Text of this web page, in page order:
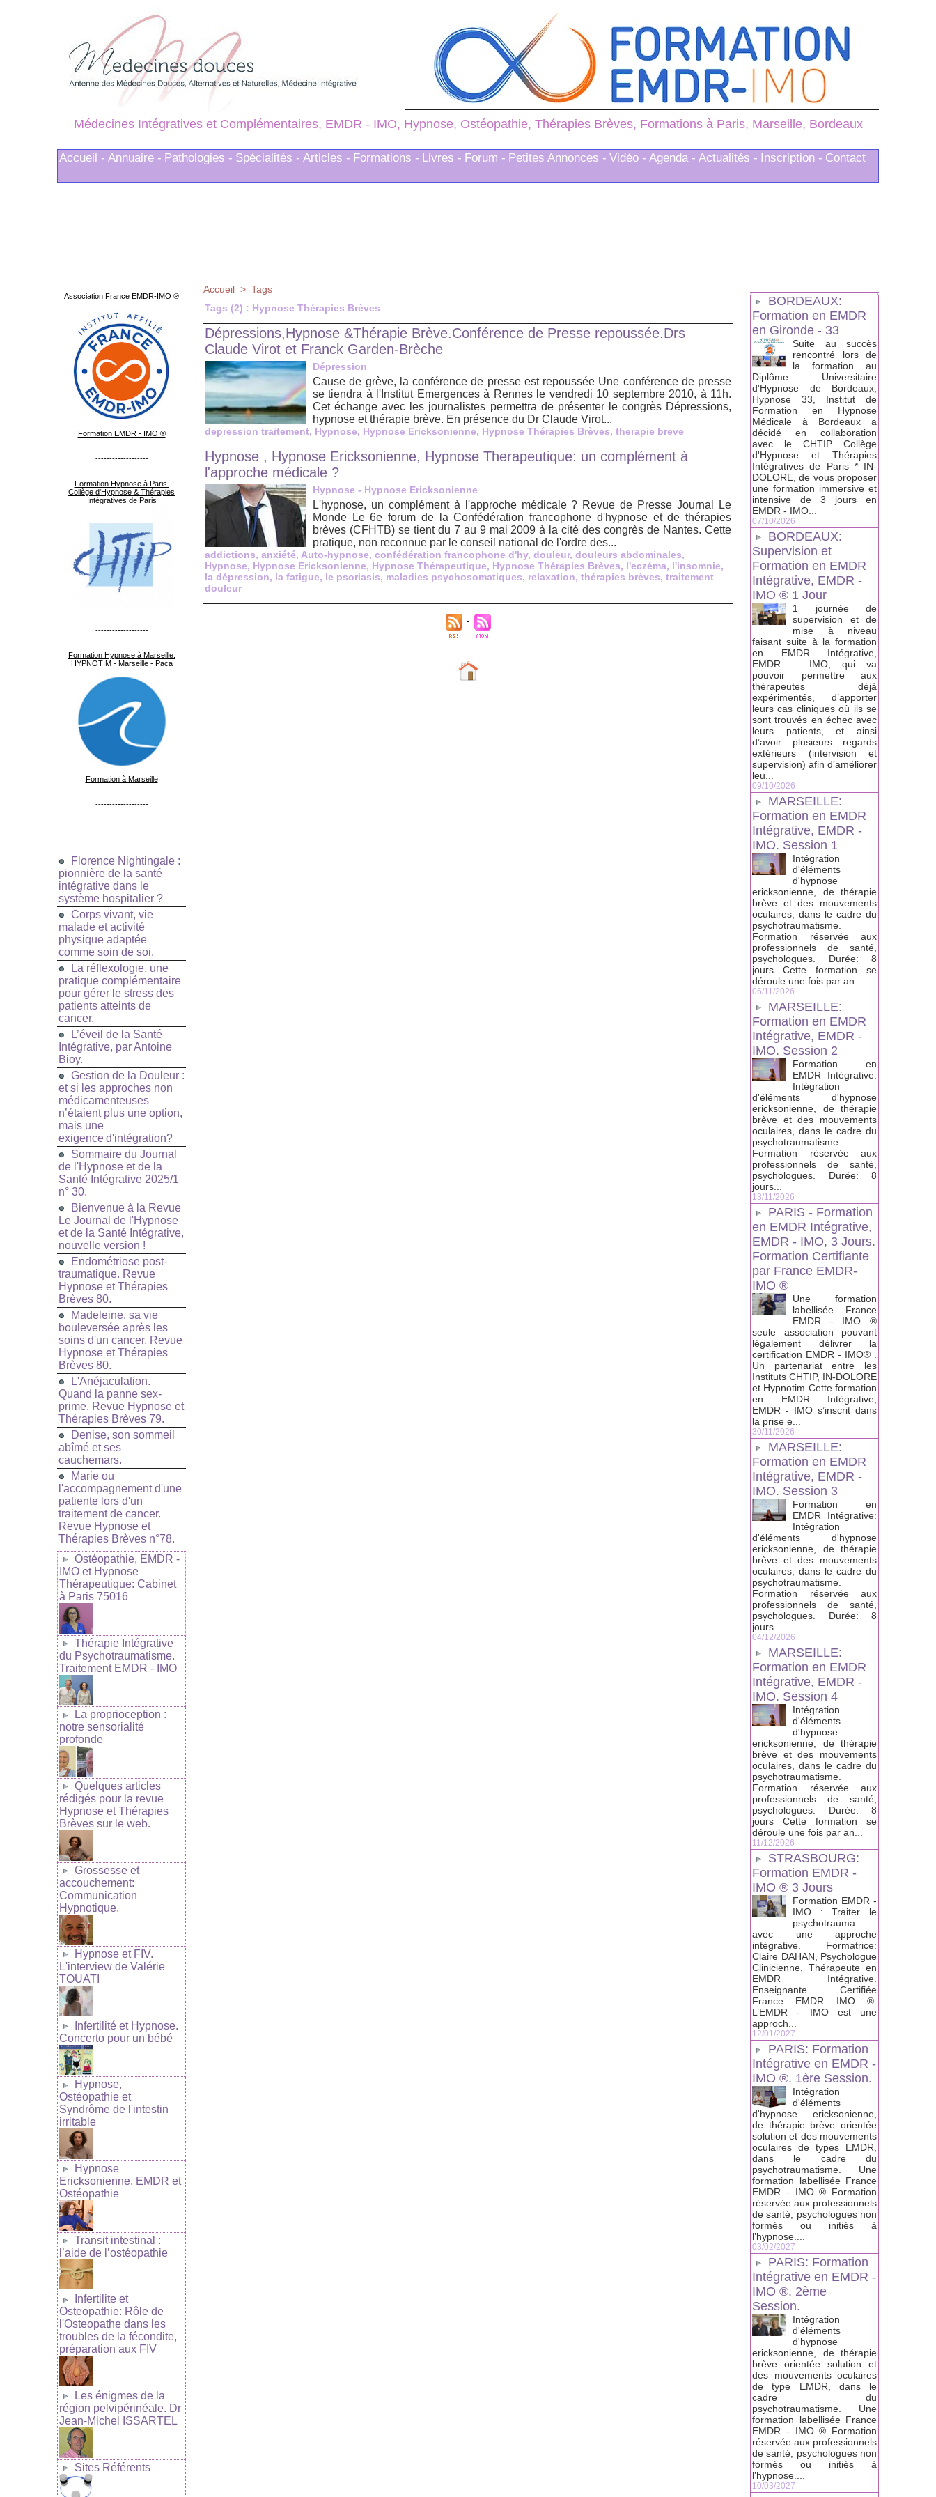
Médecines Intégratives et Complémentaires, EMDR - IMO, Hypnose, Ostéopathie, Thérapies Brèves, Formations à Paris, Marseille, Bordeaux
Accueil - Annuaire - Pathologies - Spécialités - Articles - Formations - Livres - Forum - Petites Annonces - Vidéo - Agenda - Actualités - Inscription - Contact
Association France EMDR-IMO ®
Formation EMDR - IMO ®
-------------------
Formation Hypnose à Paris.
Collège d'Hypnose & Thérapies
Intégratives de Paris
-------------------
Formation Hypnose à Marseille.
HYPNOTIM - Marseille - Paca
Formation à Marseille
-------------------
Florence Nightingale :
pionnière de la santé
intégrative dans le
système hospitalier ?
Corps vivant, vie
malade et activité
physique adaptée
comme soin de soi.
La réflexologie, une
pratique complémentaire
pour gérer le stress des
patients atteints de
cancer.
L’éveil de la Santé
Intégrative, par Antoine
Bioy.
Gestion de la Douleur :
et si les approches non
médicamenteuses
n’étaient plus une option,
mais une
exigence d'intégration?
Sommaire du Journal
de l'Hypnose et de la
Santé Intégrative 2025/1
n° 30.
Bienvenue à la Revue
Le Journal de l'Hypnose
et de la Santé Intégrative,
nouvelle version !
Endométriose post-
traumatique. Revue
Hypnose et Thérapies
Brèves 80.
Madeleine, sa vie
bouleversée après les
soins d'un cancer. Revue
Hypnose et Thérapies
Brèves 80.
L'Anéjaculation.
Quand la panne sex-
prime. Revue Hypnose et
Thérapies Brèves 79.
Denise, son sommeil
abîmé et ses
cauchemars.
Marie ou
l'accompagnement d'une
patiente lors d'un
traitement de cancer.
Revue Hypnose et
Thérapies Brèves n°78.
Ostéopathie, EMDR -
IMO et Hypnose
Thérapeutique: Cabinet
à Paris 75016
Thérapie Intégrative
du Psychotraumatisme.
Traitement EMDR - IMO
La proprioception :
notre sensorialité
profonde
Quelques articles
rédigés pour la revue
Hypnose et Thérapies
Brèves sur le web.
Grossesse et
accouchement:
Communication
Hypnotique.
Hypnose et FIV.
L'interview de Valérie
TOUATI
Infertilité et Hypnose.
Concerto pour un bébé
Hypnose,
Ostéopathie et
Syndrôme de l'intestin
irritable
Hypnose
Ericksonienne, EMDR et
Ostéopathie
Transit intestinal :
l’aide de l’ostéopathie
Infertilite et
Osteopathie: Rôle de
l'Osteopathe dans les
troubles de la fécondite,
préparation aux FIV
Les énigmes de la
région pelvipérinéale. Dr
Jean-Michel ISSARTEL
Sites Référents
Accueil > Tags
Tags (2) : Hypnose Thérapies Brèves
Dépressions,Hypnose &Thérapie Brève.Conférence de Presse repoussée.Drs
Claude Virot et Franck Garden-Brèche
Dépression
Cause de grève, la conférence de presse est repoussée Une conférence de presse
se tiendra à l'Institut Emergences à Rennes le vendredi 10 septembre 2010, à 11h.
Cet échange avec les journalistes permettra de présenter le congrès Dépressions,
hypnose et thérapie brève. En présence du Dr Claude Virot...
depression traitement, Hypnose, Hypnose Ericksonienne, Hypnose Thérapies Brèves, therapie breve
Hypnose , Hypnose Ericksonienne, Hypnose Therapeutique: un complément à
l'approche médicale ?
Hypnose - Hypnose Ericksonienne
L'hypnose, un complément à l'approche médicale ? Revue de Presse Journal Le
Monde Le 6e forum de la Confédération francophone d'hypnose et de thérapies
brèves (CFHTB) se tient du 7 au 9 mai 2009 à la cité des congrès de Nantes. Cette
pratique, non reconnue par le conseil national de l'ordre des...
addictions, anxiété, Auto-hypnose, confédération francophone d'hy, douleur, douleurs abdominales,
Hypnose, Hypnose Ericksonienne, Hypnose Thérapeutique, Hypnose Thérapies Brèves, l'eczéma, l'insomnie,
la dépression, la fatigue, le psoriasis, maladies psychosomatiques, relaxation, thérapies brèves, traitement
douleur
BORDEAUX:
Formation en EMDR
en Gironde - 33
Suite au succès
rencontré lors de
la formation au
Diplôme Universitaire
d'Hypnose de Bordeaux,
Hypnose 33, Institut de
Formation en Hypnose
Médicale à Bordeaux a
décidé en collaboration
avec le CHTIP Collège
d'Hypnose et Thérapies
Intégratives de Paris * IN-
DOLORE, de vous proposer
une formation immersive et
intensive de 3 jours en
EMDR - IMO...
07/10/2026
BORDEAUX:
Supervision et
Formation en EMDR
Intégrative, EMDR -
IMO ® 1 Jour
1 journée de
supervision et de
mise à niveau
faisant suite à la formation
en EMDR Intégrative,
EMDR – IMO, qui va
pouvoir permettre aux
thérapeutes déjà
expérimentés, d’apporter
leurs cas cliniques où ils se
sont trouvés en échec avec
leurs patients, et ainsi
d’avoir plusieurs regards
extérieurs (intervision et
supervision) afin d’améliorer
leu...
09/10/2026
MARSEILLE:
Formation en EMDR
Intégrative, EMDR -
IMO. Session 1
Intégration
d'éléments
d'hypnose
ericksonienne, de thérapie
brève et des mouvements
oculaires, dans le cadre du
psychotraumatisme.
Formation réservée aux
professionnels de santé,
psychologues. Durée: 8
jours Cette formation se
déroule une fois par an...
06/11/2026
MARSEILLE:
Formation en EMDR
Intégrative, EMDR -
IMO. Session 2
Formation en
EMDR Intégrative:
Intégration
d'éléments d'hypnose
ericksonienne, de thérapie
brève et des mouvements
oculaires, dans le cadre du
psychotraumatisme.
Formation réservée aux
professionnels de santé,
psychologues. Durée: 8
jours...
13/11/2026
PARIS - Formation
en EMDR Intégrative,
EMDR - IMO, 3 Jours.
Formation Certifiante
par France EMDR-
IMO ®
Une formation
labellisée France
EMDR - IMO ®
seule association pouvant
légalement délivrer la
certification EMDR - IMO® .
Un partenariat entre les
Instituts CHTIP, IN-DOLORE
et Hypnotim Cette formation
en EMDR Intégrative,
EMDR - IMO s’inscrit dans
la prise e...
30/11/2026
MARSEILLE:
Formation en EMDR
Intégrative, EMDR -
IMO. Session 3
Formation en
EMDR Intégrative:
Intégration
d'éléments d'hypnose
ericksonienne, de thérapie
brève et des mouvements
oculaires, dans le cadre du
psychotraumatisme.
Formation réservée aux
professionnels de santé,
psychologues. Durée: 8
jours...
04/12/2026
MARSEILLE:
Formation en EMDR
Intégrative, EMDR -
IMO. Session 4
Intégration
d'éléments
d'hypnose
ericksonienne, de thérapie
brève et des mouvements
oculaires, dans le cadre du
psychotraumatisme.
Formation réservée aux
professionnels de santé,
psychologues. Durée: 8
jours Cette formation se
déroule une fois par an...
11/12/2026
STRASBOURG:
Formation EMDR -
IMO ® 3 Jours
Formation EMDR -
IMO : Traiter le
psychotrauma
avec une approche
intégrative. Formatrice:
Claire DAHAN, Psychologue
Clinicienne, Thérapeute en
EMDR Intégrative.
Enseignante Certifiée
France EMDR IMO ®.
L’EMDR - IMO est une
approch...
12/01/2027
PARIS: Formation
Intégrative en EMDR -
IMO ®. 1ère Session.
Intégration
d'éléments
d'hypnose ericksonienne,
de thérapie brève orientée
solution et des mouvements
oculaires de types EMDR,
dans le cadre du
psychotraumatisme. Une
formation labellisée France
EMDR - IMO ® Formation
réservée aux professionnels
de santé, psychologues non
formés ou initiés à
l’hypnose....
03/02/2027
PARIS: Formation
Intégrative en EMDR -
IMO ®. 2ème
Session.
Intégration
d'éléments
d'hypnose
ericksonienne, de thérapie
brève orientée solution et
des mouvements oculaires
de type EMDR, dans le
cadre du
psychotraumatisme. Une
formation labellisée France
EMDR - IMO ® Formation
réservée aux professionnels
de santé, psychologues non
formés ou initiés à
l’hypnose....
10/03/2027